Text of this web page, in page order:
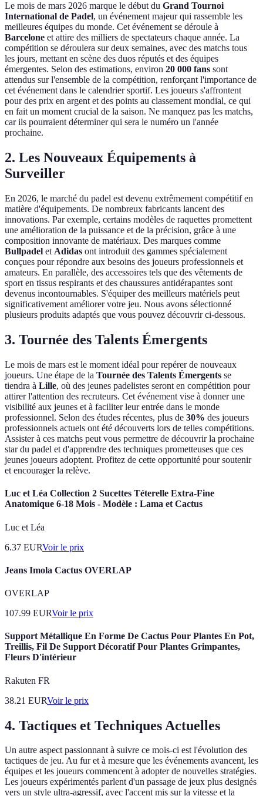
Le mois de mars 2026 marque le début du Grand Tournoi
International de Padel, un événement majeur qui rassemble les
meilleures équipes du monde. Cet événement se déroule à
Barcelone et attire des milliers de spectateurs chaque année. La
compétition se déroulera sur deux semaines, avec des matchs tous
les jours, mettant en scène des duos réputés et des équipes
émergentes. Selon des estimations, environ 20 000 fans sont
attendus sur l'ensemble de la compétition, renforçant l'importance de
cet événement dans le calendrier sportif. Les joueurs s'affrontent
pour des prix en argent et des points au classement mondial, ce qui
en fait un moment crucial de la saison. Ne manquez pas les matchs,
car ils pourraient déterminer qui sera le numéro un l'année
prochaine.
2. Les Nouveaux Équipements à
Surveiller
En 2026, le marché du padel est devenu extrêmement compétitif en
matière d'équipements. De nombreux fabricants lancent des
innovations. Par exemple, certains modèles de raquettes promettent
une amélioration de la puissance et de la précision, grâce à une
composition innovante de matériaux. Des marques comme
Bullpadel et Adidas ont introduit des gammes spécialement
conçues pour répondre aux besoins des joueurs professionnels et
amateurs. En parallèle, des accessoires tels que des vêtements de
sport en tissus respirants et des chaussures antidérapantes sont
devenus incontournables. S'équiper des meilleurs matériels peut
significativement améliorer votre jeu. Nous avons sélectionné
plusieurs produits adaptés que vous pouvez découvrir ci-dessous.
3. Tournée des Talents Émergents
Le mois de mars est le moment idéal pour repérer de nouveaux
joueurs. Une étape de la Tournée des Talents Émergents se
tiendra à Lille, où des jeunes padelistes seront en compétition pour
attirer l'attention des recruteurs. Cet événement vise à donner une
visibilité aux jeunes et à faciliter leur entrée dans le monde
professionnel. Selon des études récentes, plus de 30% des joueurs
professionnels actuels ont été découverts lors de telles compétitions.
Assister à ces matchs peut vous permettre de découvrir la prochaine
star du padel et d'apprendre des techniques prometteuses que ces
jeunes joueurs adoptent. Profitez de cette opportunité pour soutenir
et encourager la relève.
Luc et Léa Collection 2 Sucettes Téterelle Extra-Fine
Anatomique 6-18 Mois - Modèle : Lama et Cactus
Luc et Léa
6.37 EURVoir le prix
Jeans Imola Cactus OVERLAP
OVERLAP
107.99 EURVoir le prix
Support Métallique En Forme De Cactus Pour Plantes En Pot,
Treillis, Fil De Support Décoratif Pour Plantes Grimpantes,
Fleurs D'intérieur
Rakuten FR
38.21 EURVoir le prix
4. Tactiques et Techniques Actuelles
Un autre aspect passionnant à suivre ce mois-ci est l'évolution des
tactiques de jeu. Au fur et à mesure que les événements avancent, les
équipes et les joueurs commencent à adopter de nouvelles stratégies.
Les joueurs expérimentés parlent d'un passage de jeux plus designés
vers un style ultra-agressif, avec l'accent mis sur la vitesse et la